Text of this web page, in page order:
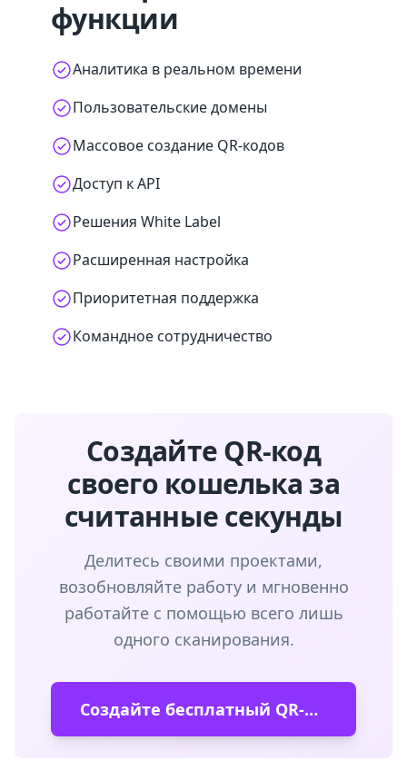
функции
Аналитика в реальном времени
Пользовательские домены
Массовое создание QR-кодов
Доступ к API
Решения White Label
Расширенная настройка
Приоритетная поддержка
Командное сотрудничество
Создайте QR-код
своего кошелька за
считанные секунды
Делитесь своими проектами,
возобновляйте работу и мгновенно
работайте с помощью всего лишь
одного сканирования.
Создайте бесплатный QR-код